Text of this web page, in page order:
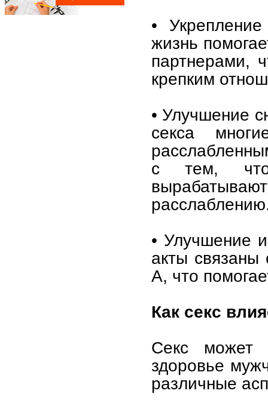
•
жизнь
партнерами,
крепким
• Улучшение
секса
с тем,
• Улучшение
акты
А, что
Как секс
Секс может
здоровье
различные